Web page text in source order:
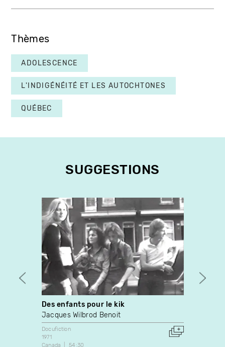
Thèmes
ADOLESCENCE
L'INDIGÉNÉITÉ ET LES AUTOCHTONES
QUÉBEC
SUGGESTIONS
Des enfants pour le kik
Jacques Wilbrod Benoit
Docufiction
1971
Canada
54:30